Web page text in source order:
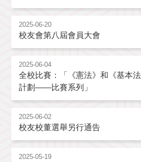
2025-06-20
校友會第八屆會員大會
2025-06-04
全校比賽：「《憲法》和《基本
計劃——比賽系列」
2025-06-02
校友校董選舉另行通告
2025-05-19